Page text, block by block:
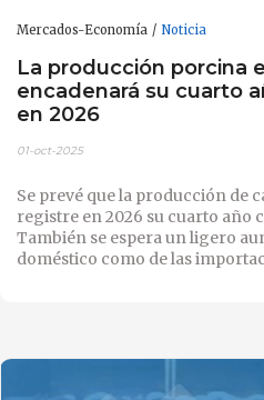
Mercados-Economía Noticia
La producción porcina
encadenará su cuarto
en 2026
01-oct-2025
Se prevé que la producción de
registre en 2026 su cuarto año
También se espera un ligero
doméstico como de las